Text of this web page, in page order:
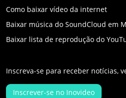
Como baixar vídeo da internet
Baixar música do SoundCloud em
Baixar lista de reprodução do
Inscreva-se para receber notícias,
Inscrever-se no Inovideo